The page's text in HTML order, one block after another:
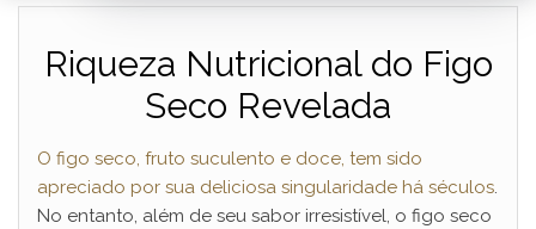
Riqueza Nutricional do Figo
Seco Revelada
O figo seco, fruto suculento e doce, tem sido
apreciado por sua deliciosa singularidade há séculos.
No entanto, além de seu sabor irresistível, o figo seco